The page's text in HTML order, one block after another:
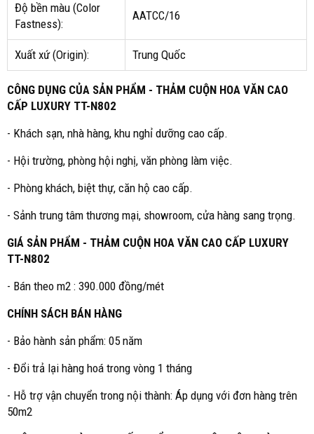
Độ bền màu (Color
Fastness):
AATCC/16
Xuất xứ (Origin): Trung Quốc
CÔNG DỤNG CỦA SẢN PHẨM - THẢM CUỘN HOA VĂN CAO
CẤP LUXURY TT-N802
- Khách sạn, nhà hàng, khu nghỉ dưỡng cao cấp.
- Hội trường, phòng hội nghị, văn phòng làm việc.
- Phòng khách, biệt thự, căn hộ cao cấp.
- Sảnh trung tâm thương mại, showroom, cửa hàng sang trọng.
GIÁ SẢN PHẨM - THẢM CUỘN HOA VĂN CAO CẤP LUXURY
TT-N802
- Bán theo m2 : 390.000 đồng/mét
CHÍNH SÁCH BÁN HÀNG
- Bảo hành sản phẩm: 05 năm
- Đổi trả lại hàng hoá trong vòng 1 tháng
- Hỗ trợ vận chuyển trong nội thành: Áp dụng với đơn hàng trên
50m2